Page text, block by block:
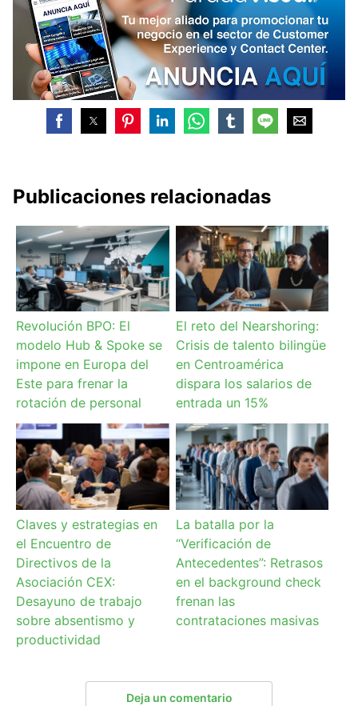
Publicaciones relacionadas
Revolución BPO: El
modelo Hub & Spoke se
impone en Europa del
Este para frenar la
rotación de personal
El reto del Nearshoring:
Crisis de talento bilingüe
en Centroamérica
dispara los salarios de
entrada un 15%
Claves y estrategias en
el Encuentro de
Directivos de la
Asociación CEX:
Desayuno de trabajo
sobre absentismo y
productividad
La batalla por la
“Verificación de
Antecedentes”: Retrasos
en el background check
frenan las
contrataciones masivas
Deja un comentario